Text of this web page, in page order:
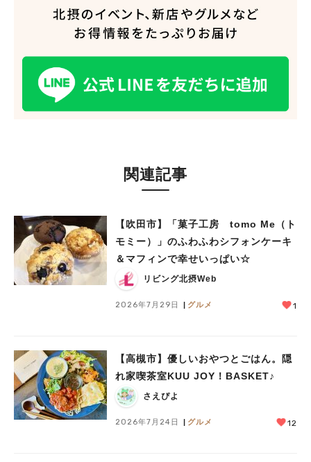
関連記事
【吹田市】「菓子工房 tomo Me（ト
モミー）」のふわふわシフォンケーキ
＆マフィンで幸せいっぱい☆
リビング北摂Web
2026年7月29日 グルメ 1
【高槻市】優しいおやつとごはん。隠
れ家喫茶室KUU JOY！BASKET♪
さえぴよ
2026年7月24日 グルメ 12
人気のキーワード
#今週どこいく？#自然とふれあう#ランチ
#教えたい／教えて投稿記事 #大阪学院大 商品開発プロジェクト